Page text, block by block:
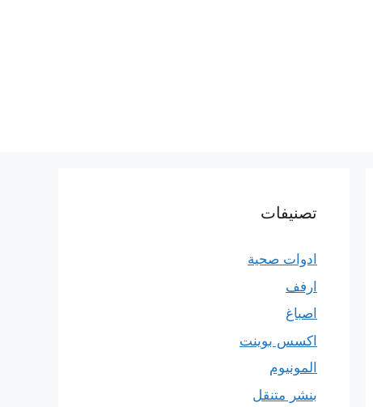
تصنيفات
ادوات صحية
ارفف
اصباغ
اكسس بوينت
المونيوم
بنشر متنقل